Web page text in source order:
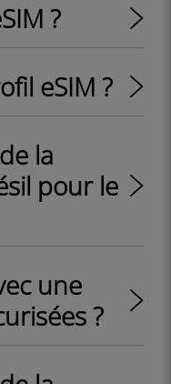
?
eSIM ?
la
pour le
une
?